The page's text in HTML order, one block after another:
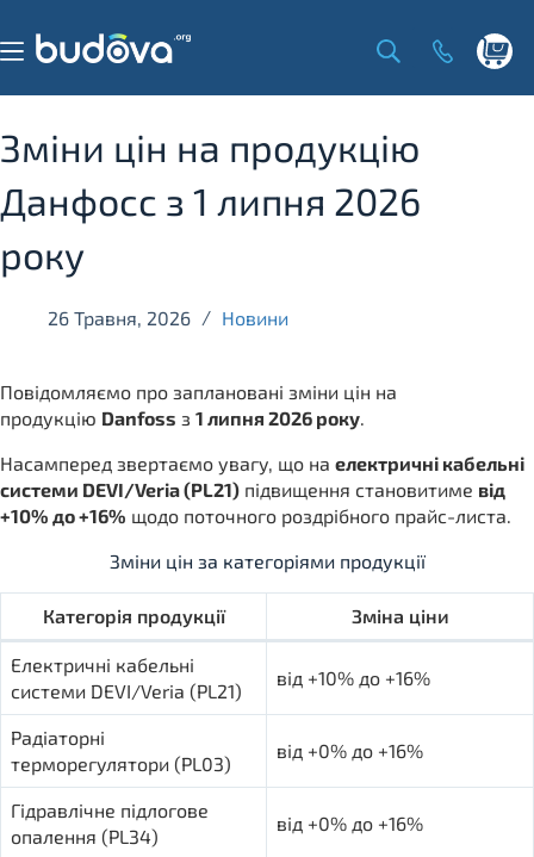
content
Зміни цін на продукцію
Данфосс з 1 липня 2026
року
26 Травня, 2026 Новини
Повідомляємо про заплановані зміни цін на
продукцію Danfoss з 1 липня 2026 року.
Насамперед звертаємо увагу, що на електричні кабельні
системи DEVI/Veria (PL21) підвищення становитиме від
+10% до +16% щодо поточного роздрібного прайс-листа.
Зміни цін за категоріями продукції
Категорія продукції Зміна ціни
Електричні кабельні
системи DEVI/Veria (PL21)
від +10% до +16%
Радіаторні
терморегулятори (PL03)
від +0% до +16%
Гідравлічне підлогове
опалення (PL34)
від +0% до +16%